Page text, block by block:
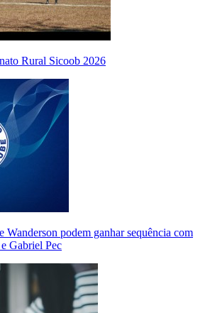
Rural Sicoob 2026
Wanderson podem ganhar sequência com
Gabriel Pec